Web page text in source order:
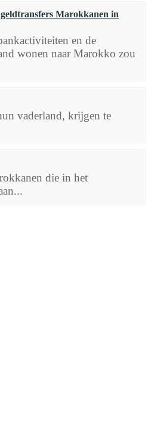
Marokkanen in
en de
wonen naar Marokko zou
vaderland, krijgen te
die in het